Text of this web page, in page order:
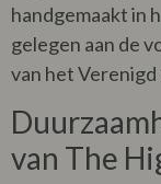
handgemaakt in
gelegen aan de
van het
van The